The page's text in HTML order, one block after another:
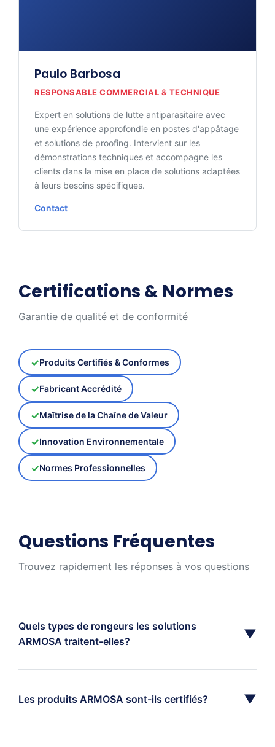
Paulo Barbosa
RESPONSABLE COMMERCIAL & TECHNIQUE
Expert en solutions de lutte antiparasitaire avec
une expérience approfondie en postes d'appâtage
et solutions de proofing. Intervient sur les
démonstrations techniques et accompagne les
clients dans la mise en place de solutions adaptées
à leurs besoins spécifiques.
Contact
Certifications & Normes
Garantie de qualité et de conformité
Produits Certifiés & Conformes
Fabricant Accrédité
Maîtrise de la Chaîne de Valeur
Innovation Environnementale
Normes Professionnelles
Questions Fréquentes
Trouvez rapidement les réponses à vos questions
Quels types de rongeurs les solutions
ARMOSA traitent-elles?
▼
Les produits ARMOSA sont-ils certifiés? ▼